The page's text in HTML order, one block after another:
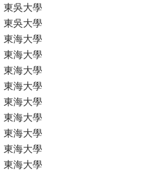
東吳大學
東吳大學
東海大學
東海大學
東海大學
東海大學
東海大學
東海大學
東海大學
東海大學
東海大學